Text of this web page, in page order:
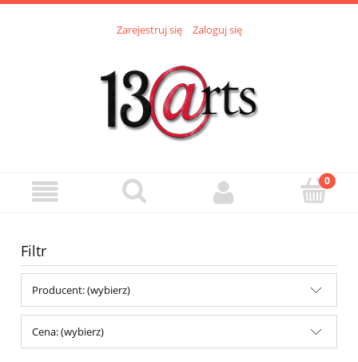
Zarejestruj się Zaloguj się
Filtr
Producent: (wybierz)
Cena: (wybierz)